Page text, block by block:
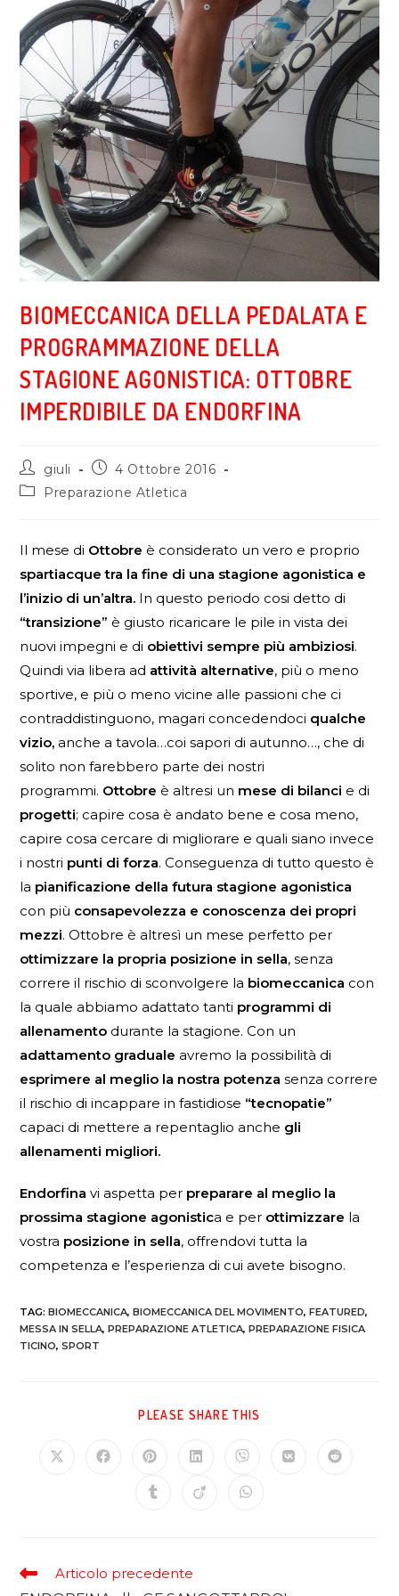
BIOMECCANICA DELLA PEDALATA E
PROGRAMMAZIONE DELLA
STAGIONE AGONISTICA: OTTOBRE
IMPERDIBILE DA ENDORFINA
giuli
4 Ottobre 2016
Preparazione Atletica
Il mese di Ottobre è considerato un vero e proprio
spartiacque tra la fine di una stagione agonistica e
l’inizio di un’altra. In questo periodo cosi detto di
“transizione” è giusto ricaricare le pile in vista dei
nuovi impegni e di obiettivi sempre più ambiziosi.
Quindi via libera ad attività alternative, più o meno
sportive, e più o meno vicine alle passioni che ci
contraddistinguono, magari concedendoci qualche
vizio, anche a tavola…coi sapori di autunno…, che di
solito non farebbero parte dei nostri
programmi. Ottobre è altresi un mese di bilanci e di
progetti; capire cosa è andato bene e cosa meno,
capire cosa cercare di migliorare e quali siano invece
i nostri punti di forza. Conseguenza di tutto questo è
la pianificazione della futura stagione agonistica
con più consapevolezza e conoscenza dei propri
mezzi. Ottobre è altresì un mese perfetto per
ottimizzare la propria posizione in sella, senza
correre il rischio di sconvolgere la biomeccanica con
la quale abbiamo adattato tanti programmi di
allenamento durante la stagione. Con un
adattamento graduale avremo la possibilità di
esprimere al meglio la nostra potenza senza correre
il rischio di incappare in fastidiose “tecnopatie”
capaci di mettere a repentaglio anche gli
allenamenti migliori.
Endorfina vi aspetta per preparare al meglio la
prossima stagione agonistica e per ottimizzare la
vostra posizione in sella, offrendovi tutta la
competenza e l’esperienza di cui avete bisogno.
TAG:BIOMECCANICA, BIOMECCANICA DEL MOVIMENTO, FEATURED,
MESSA IN SELLA, PREPARAZIONE ATLETICA, PREPARAZIONE FISICA
TICINO, SPORT
PLEASE SHARE THIS
Articolo precedente